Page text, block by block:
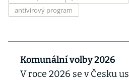
antivirový program
Komunální volby 2026
V roce 2026 se v Česku